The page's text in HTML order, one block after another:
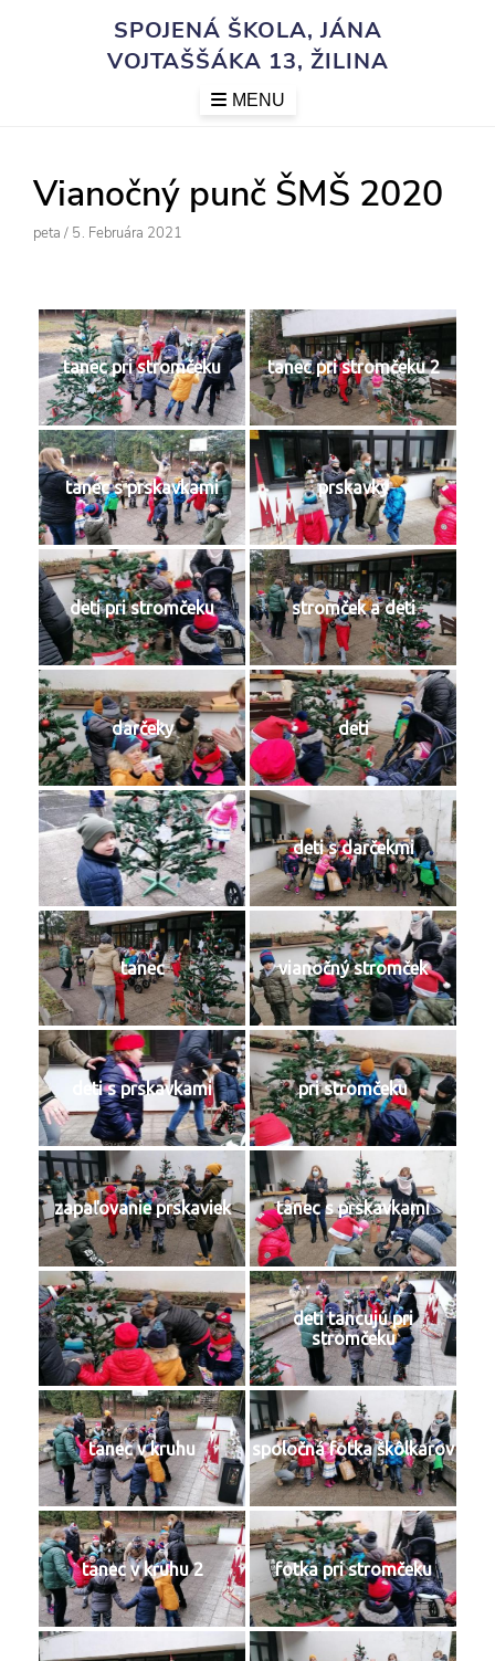
SPOJENÁ ŠKOLA, JÁNA
VOJTAŠŠÁKA 13, ŽILINA
MENU
Vianočný punč ŠMŠ 2020
Author
Peta / Posted
5. Februára 2021
tanec pri stromčeku tanec pri stromčeku 2
tanec s prskavkami prskavky
deti pri stromčeku stromček a deti
darčeky deti
deti s darčekmi
tanec vianočný stromček
deti s prskavkami pri stromčeku
zapaľovanie prskaviek tanec s prskavkami
deti tancujú pri
stromčeku
tanec v kruhu spoločná fotka škôlkarov
tanec v kruhu 2 fotka pri stromčeku